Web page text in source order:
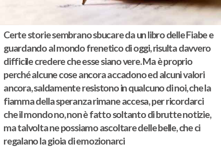
Certe storie sembrano sbucare da un libro delle Fiabe e
guardando al mondo frenetico di oggi, risulta davvero
difficile credere che esse siano vere. Ma è proprio
perché alcune cose ancora accadono ed alcuni valori
ancora, saldamente resistono in qualcuno di noi, che la
fiamma della speranza rimane accesa, per ricordarci
che il mondo no, non è fatto soltanto di brutte notizie,
ma talvolta ne possiamo ascoltare delle belle, che ci
regalano la gioia di emozionarci